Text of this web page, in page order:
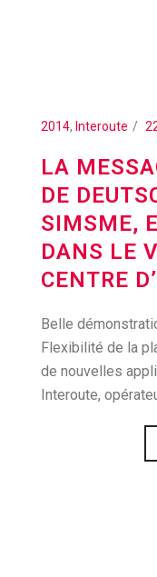
2014, Interoute
LA
DE
SIMSME,
DANS LE
CENTRE
Belle
Flexibilité de la
de nouvelles
Interoute,